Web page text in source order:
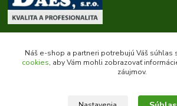
+421 903 707 668
(Po-Pia, 8-16 hod.)
Náš e-shop a partneri potrebujú Váš súhlas
cookies, aby Vám mohli zobrazovať
záujmov.